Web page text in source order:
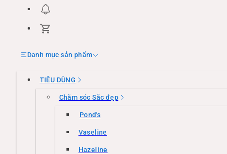
Danh mục sản phẩm
TIÊU DÙNG
Chăm sóc Sắc đẹp
Pond's
Vaseline
Hazeline